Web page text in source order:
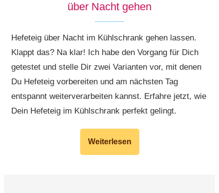
über Nacht gehen
Hefeteig über Nacht im Kühlschrank gehen lassen.
Klappt das? Na klar! Ich habe den Vorgang für Dich
getestet und stelle Dir zwei Varianten vor, mit denen
Du Hefeteig vorbereiten und am nächsten Tag
entspannt weiterverarbeiten kannst. Erfahre jetzt, wie
Dein Hefeteig im Kühlschrank perfekt gelingt.
Weiterlesen